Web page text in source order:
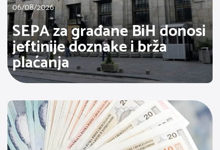
06/08/2026
SEPA za građane BiH donosi
jeftinije doznake i brža
plaćanja